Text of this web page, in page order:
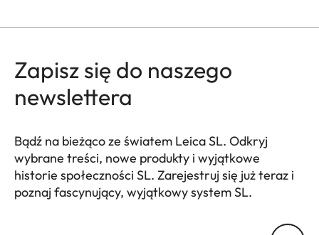
Zapisz się do naszego
newslettera
Bądź na bieżąco ze światem Leica SL. Odkryj
wybrane treści, nowe produkty i wyjątkowe
historie społeczności SL. Zarejestruj się już teraz i
poznaj fascynujący, wyjątkowy system SL.